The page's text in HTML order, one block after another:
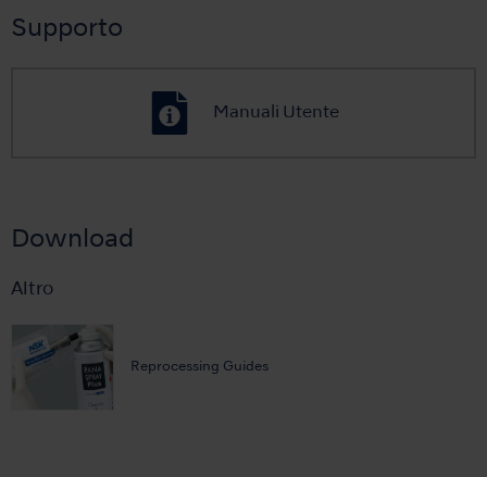
Supporto
Manuali Utente
Download
Altro
Reprocessing Guides